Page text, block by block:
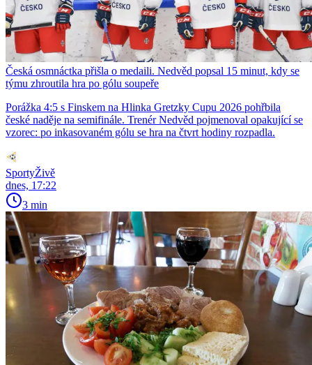
Česká osmnáctka přišla o medaili. Nedvěd popsal 15 minut, kdy se
týmu zhroutila hra po gólu soupeře
Porážka 4:5 s Finskem na Hlinka Gretzky Cupu 2026 pohřbila
české naděje na semifinále. Trenér Nedvěd pojmenoval opakující se
vzorec: po inkasovaném gólu se hra na čtvrt hodiny rozpadla.
SportyŽivě
dnes, 17:22
3 min